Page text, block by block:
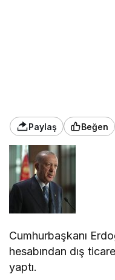
Paylaş Beğen
Cumhurbaşkanı
hesabından dış
yaptı.